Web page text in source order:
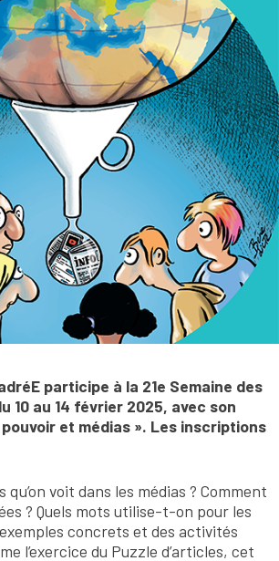
participe à la 21e Semaine des
10 au 14 février 2025, avec son
pouvoir et médias ». Les inscriptions
qu’on voit dans les médias ? Comment
? Quels mots utilise-t-on pour les
concrets et des activités
l’exercice du Puzzle d’articles, cet